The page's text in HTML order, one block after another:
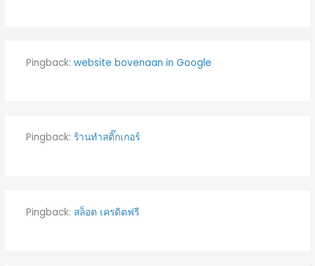
Pingback: website bovenaan in Google
Pingback: ร้านทำสติ๊กเกอร์
Pingback: สล็อต เครดิตฟรี